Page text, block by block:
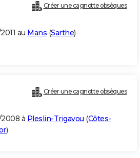
Créer une cagnotte obsèques
au Mans (Sarthe)
Créer une cagnotte obsèques
à Pleslin-Trigavou (Côtes-
)